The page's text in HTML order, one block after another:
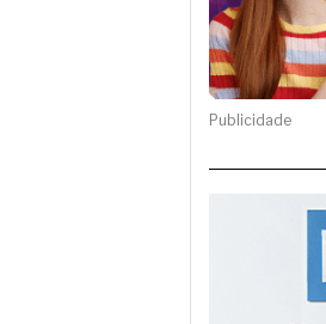
Publicidade